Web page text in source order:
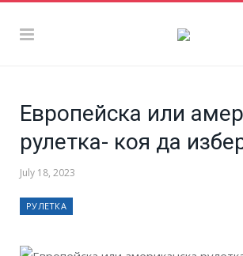
Европейска или
рулетка- коя да
July 18, 2023
РУЛЕТКА